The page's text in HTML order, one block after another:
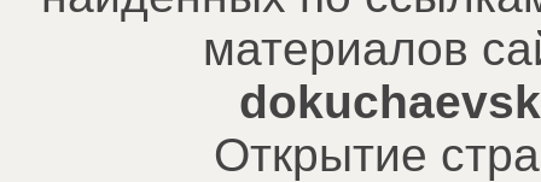
материалов
Открытие